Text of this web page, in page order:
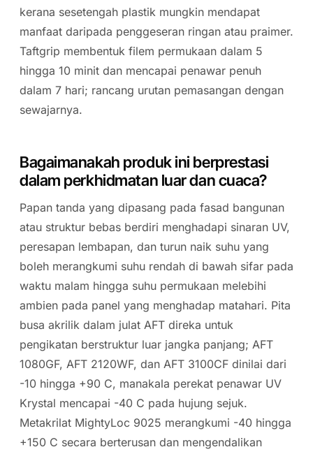
kerana sesetengah plastik mungkin mendapat
manfaat daripada penggeseran ringan atau praimer.
Taftgrip membentuk filem permukaan dalam 5
hingga 10 minit dan mencapai penawar penuh
dalam 7 hari; rancang urutan pemasangan dengan
sewajarnya.
Bagaimanakah produk ini berprestasi
dalam perkhidmatan luar dan cuaca?
Papan tanda yang dipasang pada fasad bangunan
atau struktur bebas berdiri menghadapi sinaran UV,
peresapan lembapan, dan turun naik suhu yang
boleh merangkumi suhu rendah di bawah sifar pada
waktu malam hingga suhu permukaan melebihi
ambien pada panel yang menghadap matahari. Pita
busa akrilik dalam julat AFT direka untuk
pengikatan berstruktur luar jangka panjang; AFT
1080GF, AFT 2120WF, dan AFT 3100CF dinilai dari
-10 hingga +90 C, manakala perekat penawar UV
Krystal mencapai -40 C pada hujung sejuk.
Metakrilat MightyLoc 9025 merangkumi -40 hingga
+150 C secara berterusan dan mengendalikan